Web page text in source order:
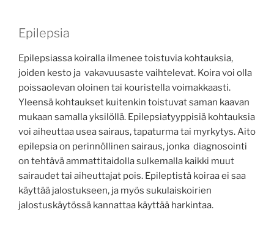
Epilepsia
Epilepsiassa koiralla ilmenee toistuvia kohtauksia,
joiden kesto ja vakavuusaste vaihtelevat. Koira voi olla
poissaolevan oloinen tai kouristella voimakkaasti.
Yleensä kohtaukset kuitenkin toistuvat saman kaavan
mukaan samalla yksilöllä. Epilepsiatyyppisiä kohtauksia
voi aiheuttaa usea sairaus, tapaturma tai myrkytys. Aito
epilepsia on perinnöllinen sairaus, jonka diagnosointi
on tehtävä ammattitaidolla sulkemalla kaikki muut
sairaudet tai aiheuttajat pois. Epileptistä koiraa ei saa
käyttää jalostukseen, ja myös sukulaiskoirien
jalostuskäytössä kannattaa käyttää harkintaa.